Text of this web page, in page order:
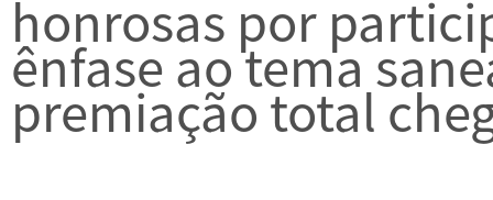
honrosas por
ênfase ao tema
premiação total